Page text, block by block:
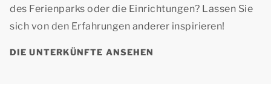
des Ferienparks oder die Einrichtungen? Lassen Sie
sich von den Erfahrungen anderer inspirieren!
DIE UNTERKÜNFTE ANSEHEN